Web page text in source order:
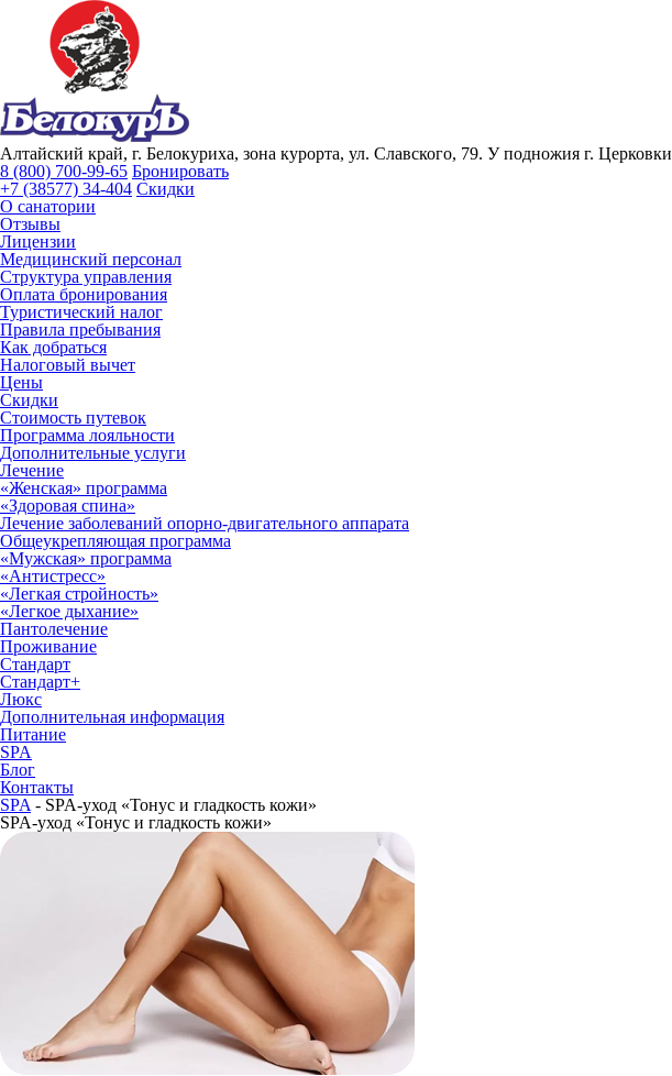
Алтайский край, г. Белокуриха, зона курорта, ул. Славского, 79. У подножия г. Церковки
8 (800) 700-99-65 Бронировать
+7 (38577) 34-404 Скидки
О санатории
Отзывы
Лицензии
Медицинский персонал
Структура управления
Оплата бронирования
Туристический налог
Правила пребывания
Как добраться
Налоговый вычет
Цены
Скидки
Стоимость путевок
Программа лояльности
Дополнительные услуги
Лечение
«Женская» программа
«Здоровая спина»
Лечение заболеваний опорно-двигательного аппарата
Общеукрепляющая программа
«Мужская» программа
«Антистресс»
«Легкая стройность»
«Легкое дыхание»
Пантолечение
Проживание
Стандарт
Стандарт+
Люкс
Дополнительная информация
Питание
SPA
Блог
Контакты
SPA - SPA-уход «Тонус и гладкость кожи»
SPA-уход «Тонус и гладкость кожи»